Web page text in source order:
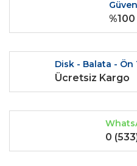
Bu ürüne benzer farklı
Disk - Balata - Ön
Ücretsiz Kargo
0